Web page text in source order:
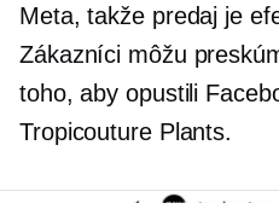
Meta, takže predaj je
Zákazníci môžu
toho, aby opustili
Tropicouture Plants.